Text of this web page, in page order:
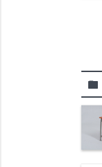
folder